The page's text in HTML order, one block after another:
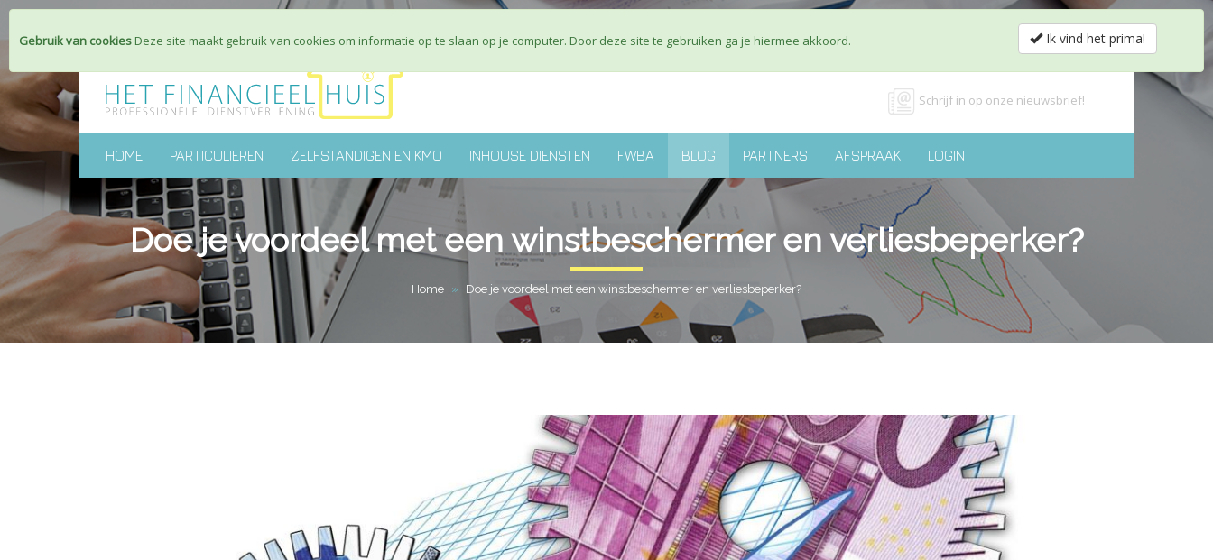
nl fr
Schrijf in op onze nieuwsbrief!
HOME PARTICULIEREN ZELFSTANDIGEN EN KMO INHOUSE DIENSTEN FWBA BLOG PARTNERS AFSPRAAK LOGIN
Doe je voordeel met een winstbeschermer en verliesbeperker?
Home » Doe je voordeel met een winstbeschermer en verliesbeperker?
Gebruik van cookiesDeze site maakt gebruik van cookies om informatie op te slaan op je computer. Door deze site te gebruiken ga je hiermee akkoord. Ik vind het prima!